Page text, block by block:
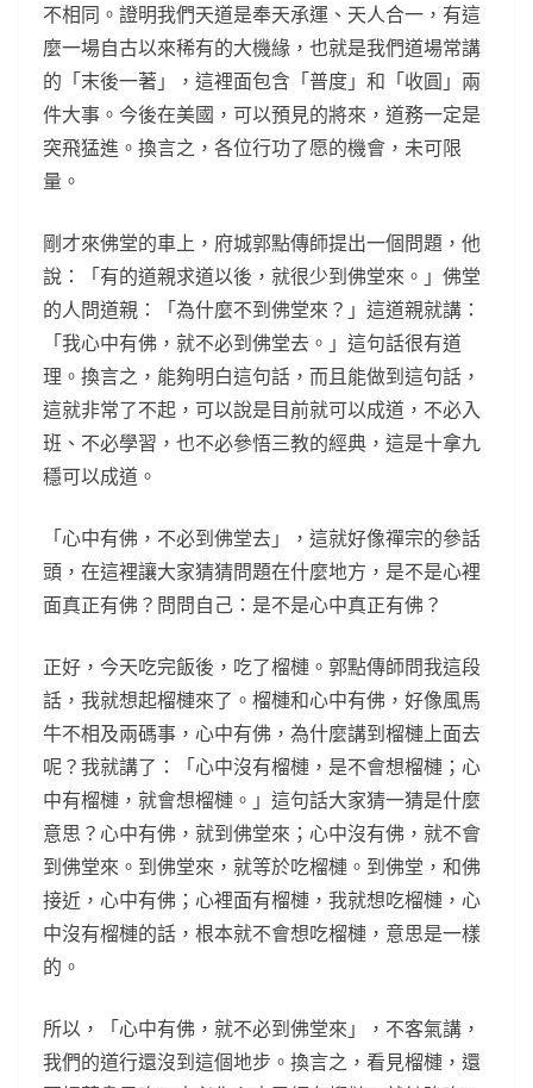
不相同。證明我們天道是奉天承運、天人合一，有這
麼一場自古以來稀有的大機緣，也就是我們道場常講
的「末後一著」，這裡面包含「普度」和「收圓」兩
件大事。今後在美國，可以預見的將來，道務一定是
突飛猛進。換言之，各位行功了愿的機會，未可限
量。
剛才來佛堂的車上，府城郭點傳師提出一個問題，他
說：「有的道親求道以後，就很少到佛堂來。」佛堂
的人問道親：「為什麼不到佛堂來？」這道親就講：
「我心中有佛，就不必到佛堂去。」這句話很有道
理。換言之，能夠明白這句話，而且能做到這句話，
這就非常了不起，可以說是目前就可以成道，不必入
班、不必學習，也不必參悟三教的經典，這是十拿九
穩可以成道。
「心中有佛，不必到佛堂去」，這就好像禪宗的參話
頭，在這裡讓大家猜猜問題在什麼地方，是不是心裡
面真正有佛？問問自己：是不是心中真正有佛？
正好，今天吃完飯後，吃了榴槤。郭點傳師問我這段
話，我就想起榴槤來了。榴槤和心中有佛，好像風馬
牛不相及兩碼事，心中有佛，為什麼講到榴槤上面去
呢？我就講了：「心中沒有榴槤，是不會想榴槤；心
中有榴槤，就會想榴槤。」這句話大家猜一猜是什麼
意思？心中有佛，就到佛堂來；心中沒有佛，就不會
到佛堂來。到佛堂來，就等於吃榴槤。到佛堂，和佛
接近，心中有佛；心裡面有榴槤，我就想吃榴槤，心
中沒有榴槤的話，根本就不會想吃榴槤，意思是一樣
的。
所以，「心中有佛，就不必到佛堂來」，不客氣講，
我們的道行還沒到這個地步。換言之，看見榴槤，還